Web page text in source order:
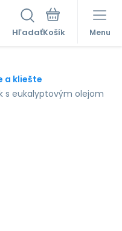
Hľadať Menu
a kliešte
s eukalyptovým olejom